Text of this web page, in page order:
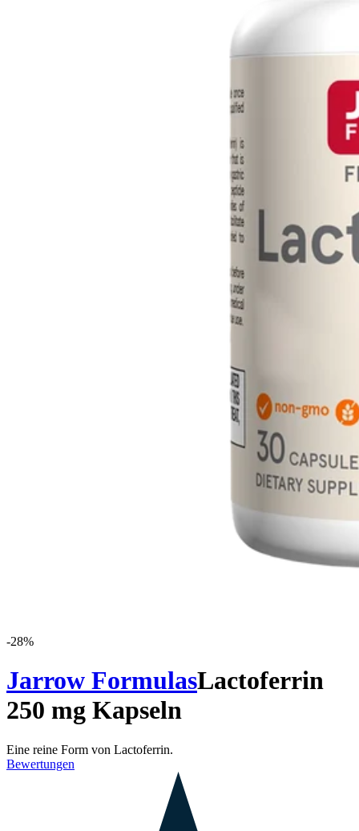
-28%
Jarrow FormulasLactoferrin
250 mg Kapseln
Eine reine Form von Lactoferrin.
Bewertungen